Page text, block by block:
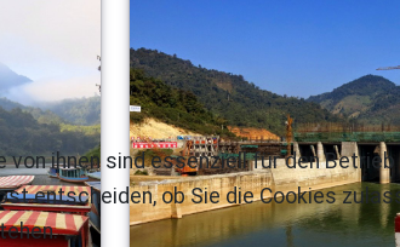
ihnen sind essenziell für den
entscheiden, ob Sie die Cookies